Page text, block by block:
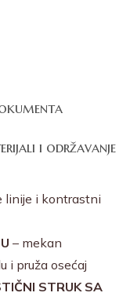
i održavanje
linije i kontrastni
– mekan
i pruža osećaj
STRUK SA